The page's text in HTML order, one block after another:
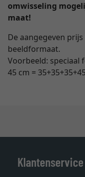
omwisseling
maat!
De aangegeven
beeldformaat.
Voorbeeld: speciaal
45 cm =
Klantenservice